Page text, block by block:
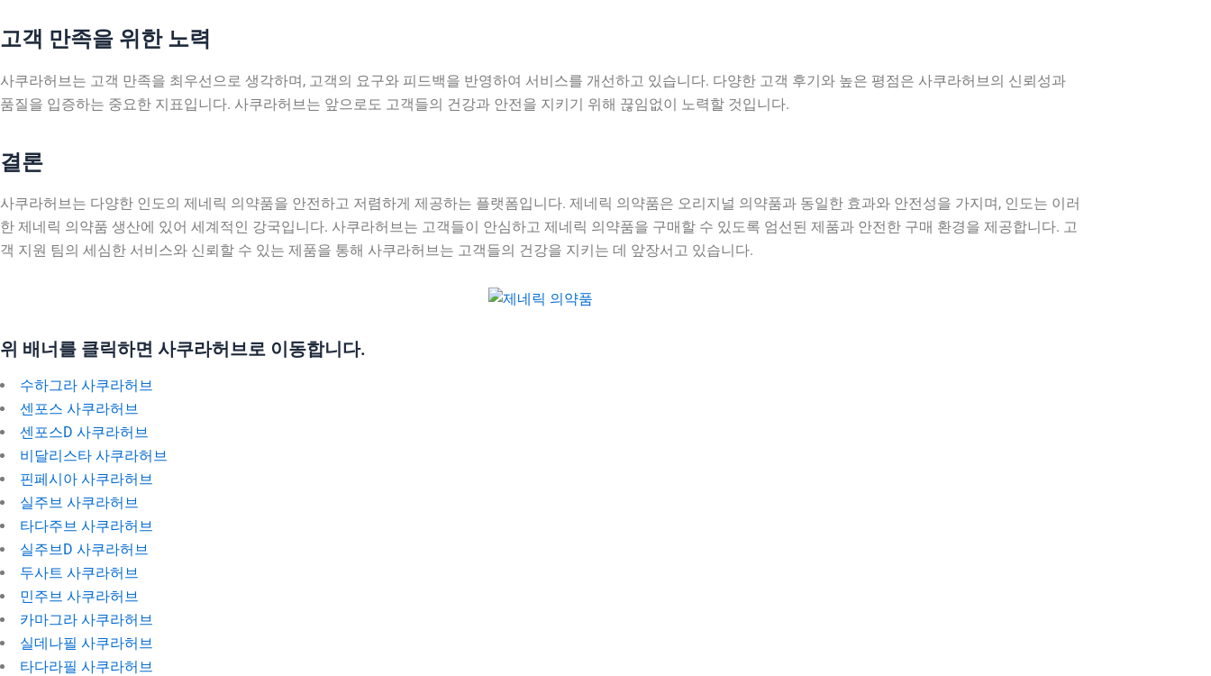
고객 만족을 위한 노력
사쿠라허브는 고객 만족을 최우선으로 생각하며, 고객의 요구와 피드백을 반영하여 서비스를 개선하고 있습니다. 다양한 고객 후기와 높은 평점은 사쿠라허브의 신뢰성과
품질을 입증하는 중요한 지표입니다. 사쿠라허브는 앞으로도 고객들의 건강과 안전을 지키기 위해 끊임없이 노력할 것입니다.
결론
사쿠라허브는 다양한 인도의 제네릭 의약품을 안전하고 저렴하게 제공하는 플랫폼입니다. 제네릭 의약품은 오리지널 의약품과 동일한 효과와 안전성을 가지며, 인도는 이러
한 제네릭 의약품 생산에 있어 세계적인 강국입니다. 사쿠라허브는 고객들이 안심하고 제네릭 의약품을 구매할 수 있도록 엄선된 제품과 안전한 구매 환경을 제공합니다. 고
객 지원 팀의 세심한 서비스와 신뢰할 수 있는 제품을 통해 사쿠라허브는 고객들의 건강을 지키는 데 앞장서고 있습니다.
위 배너를 클릭하면 사쿠라허브로 이동합니다.
수하그라 사쿠라허브
센포스 사쿠라허브
센포스D 사쿠라허브
비달리스타 사쿠라허브
핀페시아 사쿠라허브
실주브 사쿠라허브
타다주브 사쿠라허브
실주브D 사쿠라허브
두사트 사쿠라허브
민주브 사쿠라허브
카마그라 사쿠라허브
실데나필 사쿠라허브
타다라필 사쿠라허브